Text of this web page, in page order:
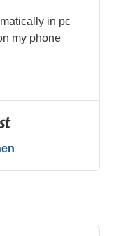
in pc
my phone